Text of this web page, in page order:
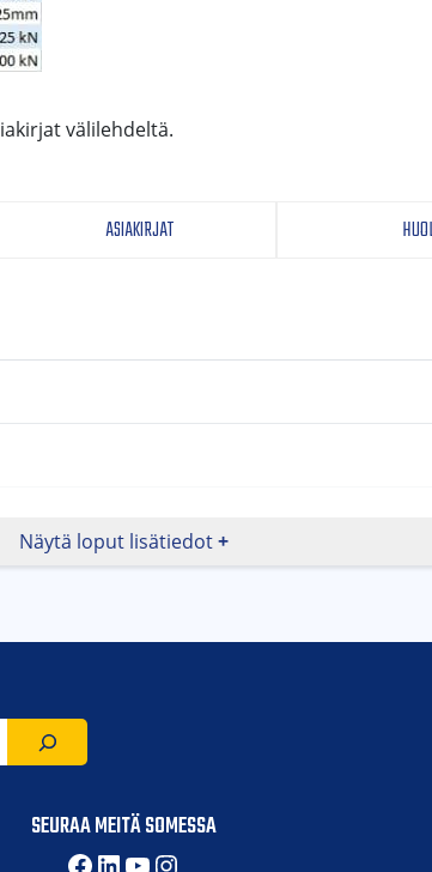
ASIAKIRJAT
Näytä loput lisätiedot
välilehdeltä.
SEURAA MEITÄ SOMESSA
Facebook
LinkedIn
YouTube
Instagram